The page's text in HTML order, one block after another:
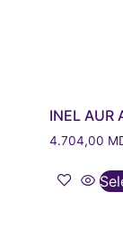
INEL AUR
4.704,00